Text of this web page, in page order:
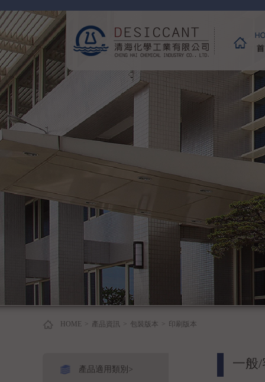
HOME > 產品資訊 > 包裝版本 > 印刷版本
產品適用類別> 一般